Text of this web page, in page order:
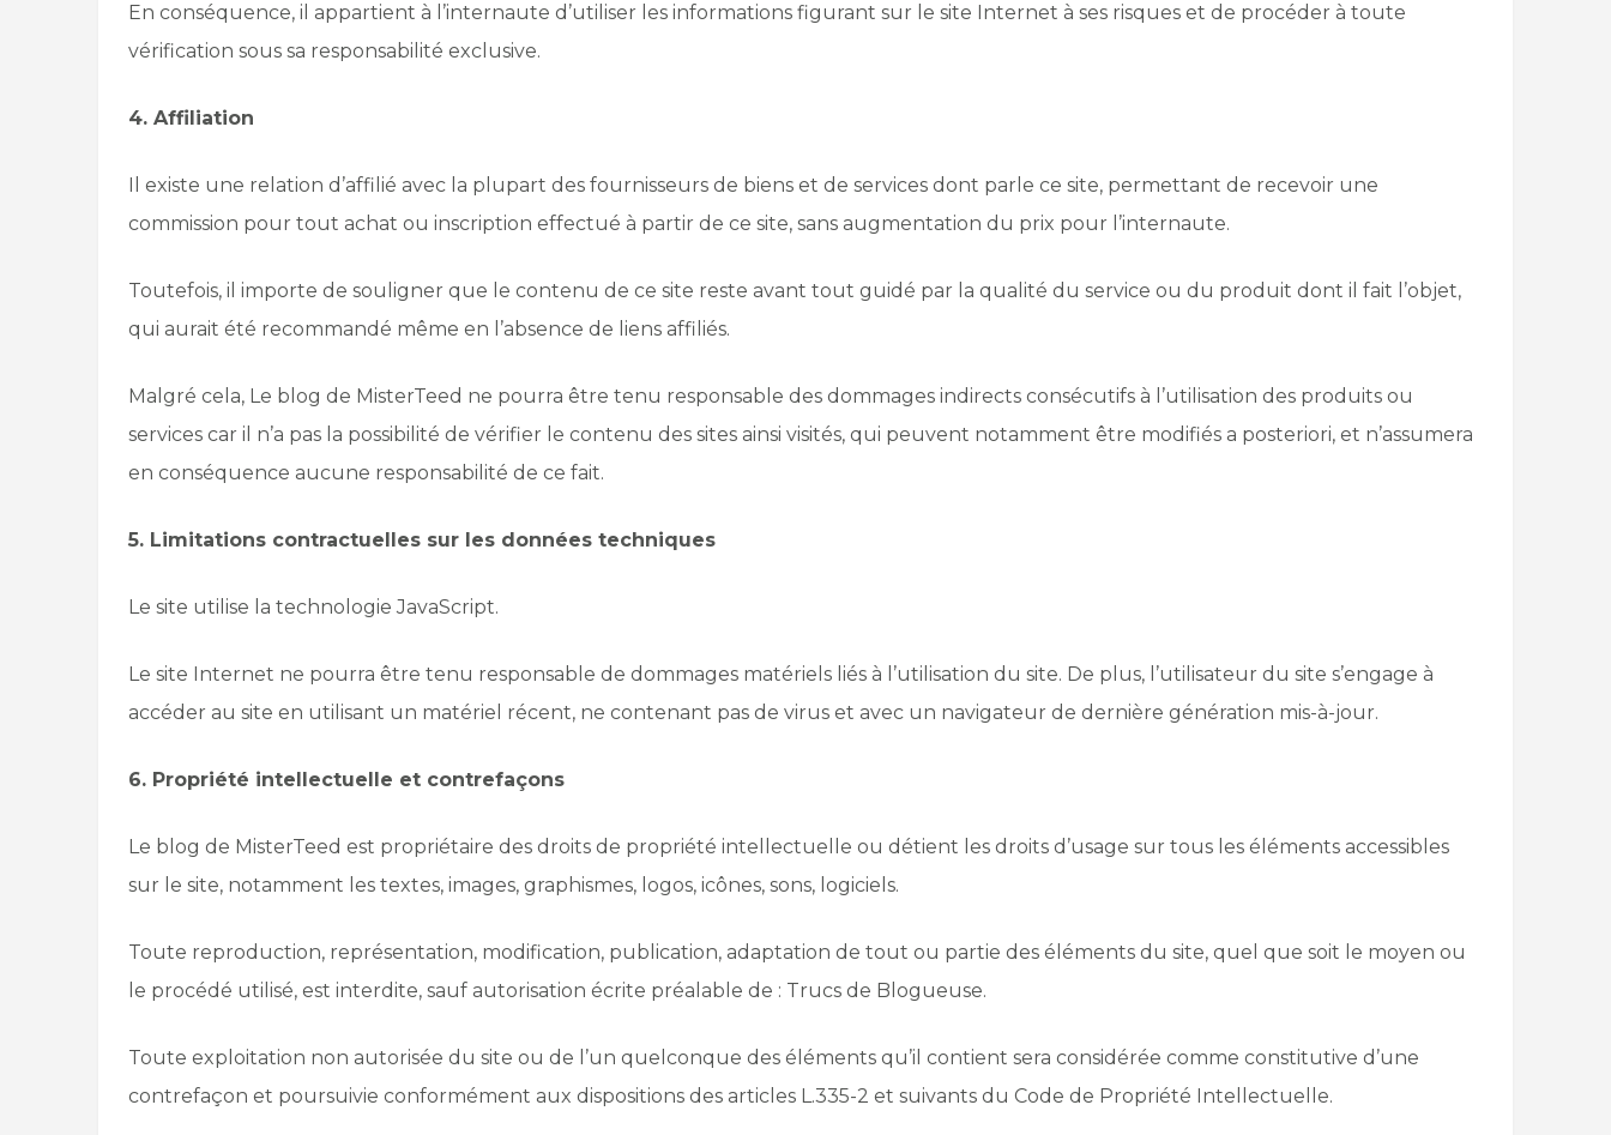
En conséquence, il appartient à l’internaute d’utiliser les informations figurant sur le site Internet à ses risques et de procéder à toute
vérification sous sa responsabilité exclusive.
4. Affiliation
Il existe une relation d’affilié avec la plupart des fournisseurs de biens et de services dont parle ce site, permettant de recevoir une
commission pour tout achat ou inscription effectué à partir de ce site, sans augmentation du prix pour l’internaute.
Toutefois, il importe de souligner que le contenu de ce site reste avant tout guidé par la qualité du service ou du produit dont il fait l’objet,
qui aurait été recommandé même en l’absence de liens affiliés.
Malgré cela, Le blog de MisterTeed ne pourra être tenu responsable des dommages indirects consécutifs à l’utilisation des produits ou
services car il n’a pas la possibilité de vérifier le contenu des sites ainsi visités, qui peuvent notamment être modifiés a posteriori, et n’assumera
en conséquence aucune responsabilité de ce fait.
5. Limitations contractuelles sur les données techniques
Le site utilise la technologie JavaScript.
Le site Internet ne pourra être tenu responsable de dommages matériels liés à l’utilisation du site. De plus, l’utilisateur du site s’engage à
accéder au site en utilisant un matériel récent, ne contenant pas de virus et avec un navigateur de dernière génération mis-à-jour.
6. Propriété intellectuelle et contrefaçons
Le blog de MisterTeed est propriétaire des droits de propriété intellectuelle ou détient les droits d’usage sur tous les éléments accessibles
sur le site, notamment les textes, images, graphismes, logos, icônes, sons, logiciels.
Toute reproduction, représentation, modification, publication, adaptation de tout ou partie des éléments du site, quel que soit le moyen ou
le procédé utilisé, est interdite, sauf autorisation écrite préalable de : Trucs de Blogueuse.
Toute exploitation non autorisée du site ou de l’un quelconque des éléments qu’il contient sera considérée comme constitutive d’une
contrefaçon et poursuivie conformément aux dispositions des articles L.335-2 et suivants du Code de Propriété Intellectuelle.